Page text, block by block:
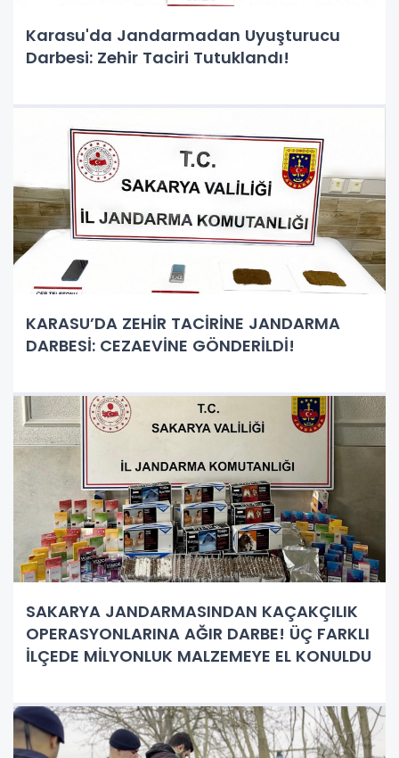
Karasu'da Jandarmadan Uyuşturucu
Darbesi: Zehir Taciri Tutuklandı!
KARASU’DA ZEHİR TACİRİNE JANDARMA
DARBESİ: CEZAEVİNE GÖNDERİLDİ!
SAKARYA JANDARMASINDAN KAÇAKÇILIK
OPERASYONLARINA AĞIR DARBE! ÜÇ FARKLI
İLÇEDE MİLYONLUK MALZEMEYE EL KONULDU